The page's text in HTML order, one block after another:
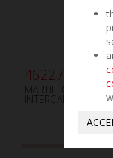
462271
MARTILLO MEAD
INTERCAMBIABLE